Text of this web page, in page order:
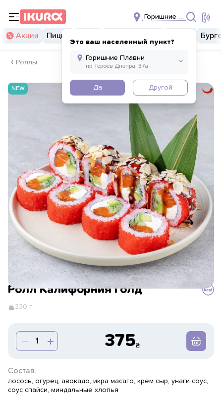
Горишние Плавни
Это ваш населенный пункт?
Да Другой
Акции Пицца
Роллы
NEW
Ролл Калифорния Голд
330 г
375
Состав:
лосось, огурец, авокадо, икра масаго, крем сыр, унаги соус,
соус спайси, миндальные хлопья